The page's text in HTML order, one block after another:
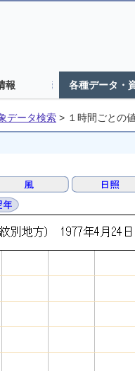
報 各種データ・
データ検索 > １時間ごとの